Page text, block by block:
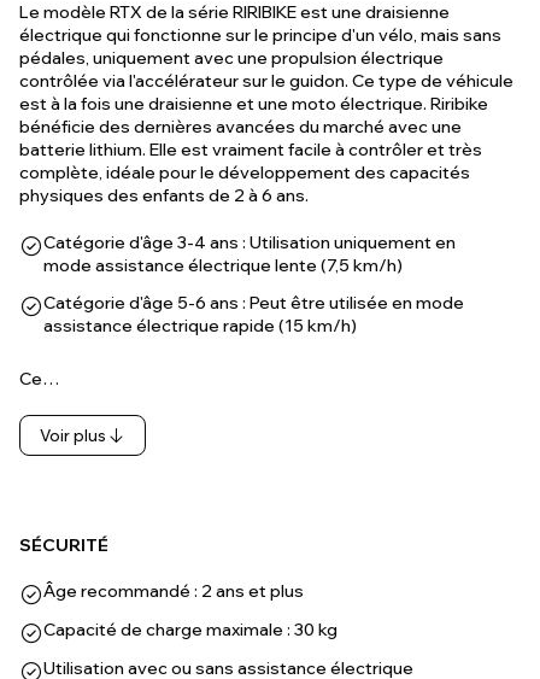
Le modèle RTX de la série RIRIBIKE est une draisienne
électrique qui fonctionne sur le principe d'un vélo, mais sans
pédales, uniquement avec une propulsion électrique
contrôlée via l'accélérateur sur le guidon. Ce type de véhicule
est à la fois une draisienne et une moto électrique. Riribike
bénéficie des dernières avancées du marché avec une
batterie lithium. Elle est vraiment facile à contrôler et très
complète, idéale pour le développement des capacités
physiques des enfants de 2 à 6 ans.
Catégorie d'âge 3-4 ans : Utilisation uniquement en
mode assistance électrique lente (7,5 km/h)
Catégorie d'âge 5-6 ans : Peut être utilisée en mode
assistance électrique rapide (15 km/h)
Ce…
Voir plus
SÉCURITÉ
Âge recommandé : 2 ans et plus
Capacité de charge maximale : 30 kg
Utilisation avec ou sans assistance électrique